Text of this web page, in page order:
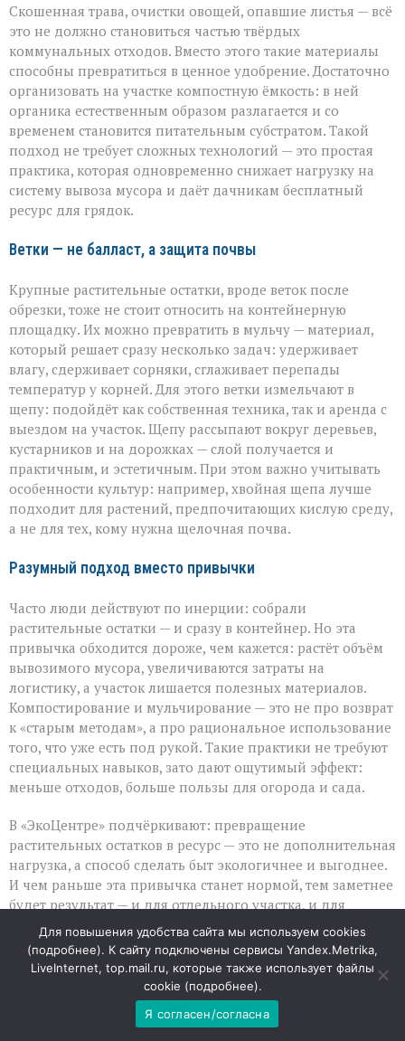
Скошенная трава, очистки овощей, опавшие листья — всё
это не должно становиться частью твёрдых
коммунальных отходов. Вместо этого такие материалы
способны превратиться в ценное удобрение. Достаточно
организовать на участке компостную ёмкость: в ней
органика естественным образом разлагается и со
временем становится питательным субстратом. Такой
подход не требует сложных технологий — это простая
практика, которая одновременно снижает нагрузку на
систему вывоза мусора и даёт дачникам бесплатный
ресурс для грядок.
Ветки — не балласт, а защита почвы
Крупные растительные остатки, вроде веток после
обрезки, тоже не стоит относить на контейнерную
площадку. Их можно превратить в мульчу — материал,
который решает сразу несколько задач: удерживает
влагу, сдерживает сорняки, сглаживает перепады
температур у корней. Для этого ветки измельчают в
щепу: подойдёт как собственная техника, так и аренда с
выездом на участок. Щепу рассыпают вокруг деревьев,
кустарников и на дорожках — слой получается и
практичным, и эстетичным. При этом важно учитывать
особенности культур: например, хвойная щепа лучше
подходит для растений, предпочитающих кислую среду,
а не для тех, кому нужна щелочная почва.
Разумный подход вместо привычки
Часто люди действуют по инерции: собрали
растительные остатки — и сразу в контейнер. Но эта
привычка обходится дороже, чем кажется: растёт объём
вывозимого мусора, увеличиваются затраты на
логистику, а участок лишается полезных материалов.
Компостирование и мульчирование — это не про возврат
к «старым методам», а про рациональное использование
того, что уже есть под рукой. Такие практики не требуют
специальных навыков, зато дают ощутимый эффект:
меньше отходов, больше пользы для огорода и сада.
В «ЭкоЦентре» подчёркивают: превращение
растительных остатков в ресурс — это не дополнительная
нагрузка, а способ сделать быт экологичнее и выгоднее.
И чем раньше эта привычка станет нормой, тем заметнее
будет результат — и для отдельного участка, и для
окружающей среды в целом.
06
Мобильный интернет: когда
Для повышения удобства сайта мы используем cookies
(подробнее). К сайту подключены сервисы Yandex.Metrika,
LiveInternet, top.mail.ru, которые также использует файлы
cookie (подробнее).
Я согласен/согласна